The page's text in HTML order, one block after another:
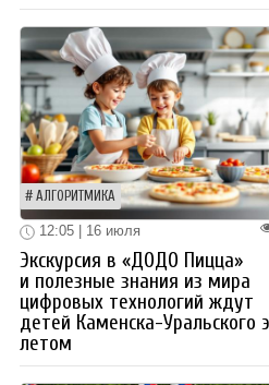
АЛГОРИТМИКА
12:05 | 16 июля
Экскурсия в «ДОДО Пицца»
и полезные знания из мира
цифровых технологий ждут
детей Каменска-Уральского
летом